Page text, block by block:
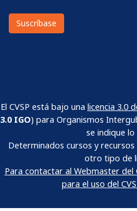
Suscríbase
El CVSP está bajo una licencia 3.0
3.0 IGO) para Organismos
se indique
Determinados cursos y
otro tipo de
Para contactar al Webmaster del
para el uso del